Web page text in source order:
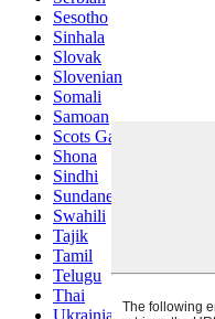
Sesotho
Sinhala
Slovak
Slovenian
Somali
Samoan
Scots Gaelic
Shona
Sindhi
Sundanese
Swahili
Tajik
Tamil
Telugu
Thai